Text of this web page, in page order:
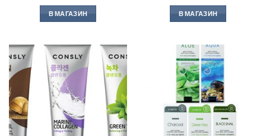
В МАГАЗИН В МАГАЗИН